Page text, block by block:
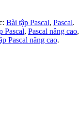
Bài tập Pascal, Pascal.
Pascal, Pascal nâng cao,
Pascal nâng cao.